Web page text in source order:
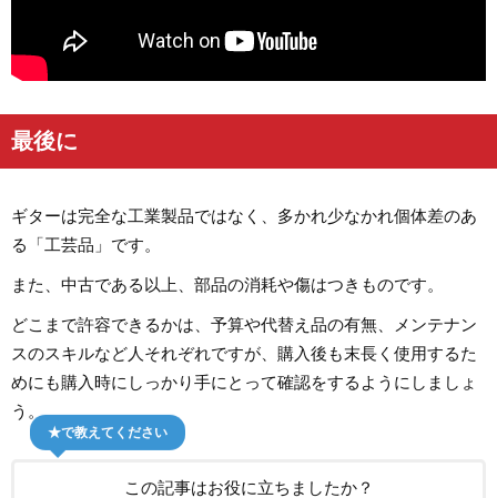
最後に
ギターは完全な工業製品ではなく、多かれ少なかれ個体差のあ
る「工芸品」です。
また、中古である以上、部品の消耗や傷はつきものです。
どこまで許容できるかは、予算や代替え品の有無、メンテナン
スのスキルなど人それぞれですが、購入後も末長く使用するた
めにも購入時にしっかり手にとって確認をするようにしましょ
う。
この記事はお役に立ちましたか？
★で教えてください